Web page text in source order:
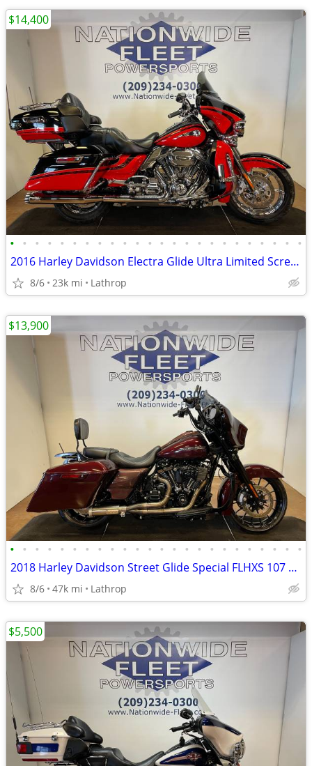
• • • • • • • • • • • • • • • • • • • • • • • •
2016 Harley Davidson Electra Glide Ultra Limited Screaming Eagle CVO F
8/6 23k mi Lathrop
$14,400
• • • • • • • • • • • • • • • • • • • • • • • •
2018 Harley Davidson Street Glide Special FLHXS 107 Milwaukee Eight Cu
8/6 47k mi Lathrop
$13,900
$5,500